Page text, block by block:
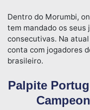
Dentro do Morumbi,
tem mandado os seus
consecutivas. Na
conta com jogadores
brasileiro.
Palpite